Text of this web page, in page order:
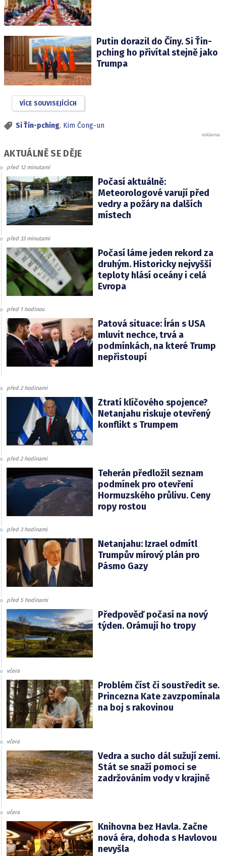
Putin dorazil do Číny. Si Ťin-
pching ho přivítal stejně jako
Trumpa
VÍCE SOUVISEJÍCÍCH
Si Ťin-pching, Kim Čong-un
AKTUÁLNĚ SE DĚJE
před 12 minutami
Počasí aktuálně:
Meteorologové varují před
vedry a požáry na dalších
místech
před 33 minutami
Počasí láme jeden rekord za
druhým. Historicky nejvyšší
teploty hlásí oceány i celá
Evropa
před 1 hodinou
Patová situace: Írán s USA
mluvit nechce, trvá a
podmínkách, na které Trump
nepřistoupí
před 2 hodinami
Ztratí klíčového spojence?
Netanjahu riskuje otevřený
konflikt s Trumpem
před 2 hodinami
Teherán předložil seznam
podmínek pro otevření
Hormuzského průlivu. Ceny
ropy rostou
před 3 hodinami
Netanjahu: Izrael odmítl
Trumpův mírový plán pro
Pásmo Gazy
před 5 hodinami
Předpověď počasí na nový
týden. Orámují ho tropy
včera
Problém číst či soustředit se.
Princezna Kate zavzpomínala
na boj s rakovinou
včera
Vedra a sucho dál sužují zemi.
Stát se snaží pomoci se
zadržováním vody v krajině
včera
Knihovna bez Havla. Začne
nová éra, dohoda s Havlovou
nevyšla